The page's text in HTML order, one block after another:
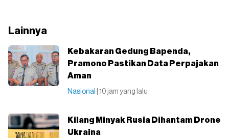
Lainnya
Kebakaran Gedung Bapenda,
Pramono Pastikan Data Perpajakan
Aman
Nasional | 10 jam yang lalu
Kilang Minyak Rusia Dihantam Drone
Ukraina